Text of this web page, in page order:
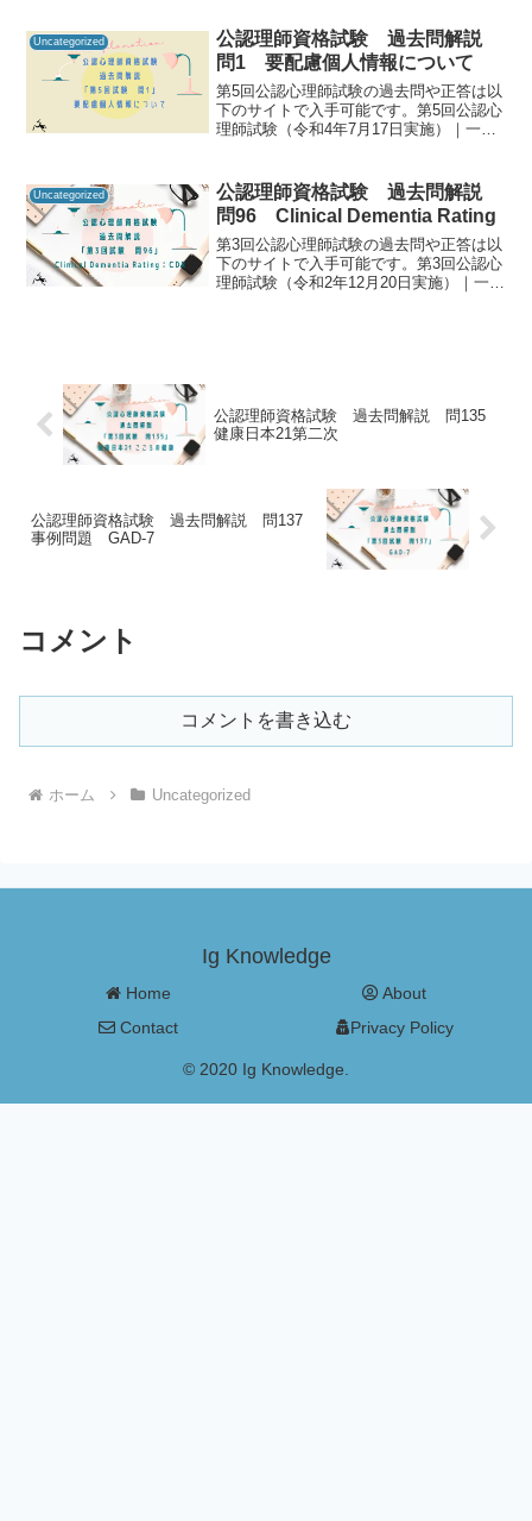
ンター 公認心理試験公認心理師資格試験
の過去...
Uncategorized
公認理師資格試験 過去問解説
問1 要配慮個人情報について
第5回公認心理師試験の過去問や正答は以
下のサイトで入手可能です。第5回公認心
理師試験（令和4年7月17日実施）｜一般
ることで「自分に必要な知識は何か」を
知るための手がか...
Uncategorized
公認理師資格試験 過去問解説
問96 Clinical Dementia Rating
第3回公認心理師試験の過去問や正答は以
下のサイトで入手可能です。第3回公認心
理師試験（令和2年12月20日実施）｜一般
公認理師資格試験 過去問解説 問135
健康日本21第二次
公認理師資格試験 過去問解説 問137
事例問題 GAD-7
コメント
コメントを書き込む
ホーム Uncategorized
Ig Knowledge
Home
About
Contact
Privacy Policy
© 2020 Ig Knowledge.